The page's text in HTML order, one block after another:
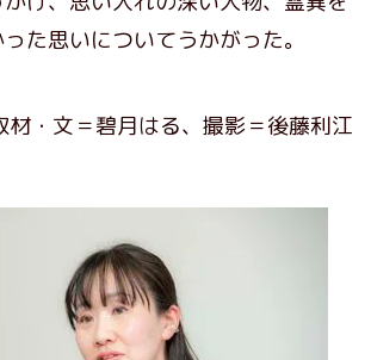
た思いについてうかがった。
材・文＝碧月はる、撮影＝後藤利江